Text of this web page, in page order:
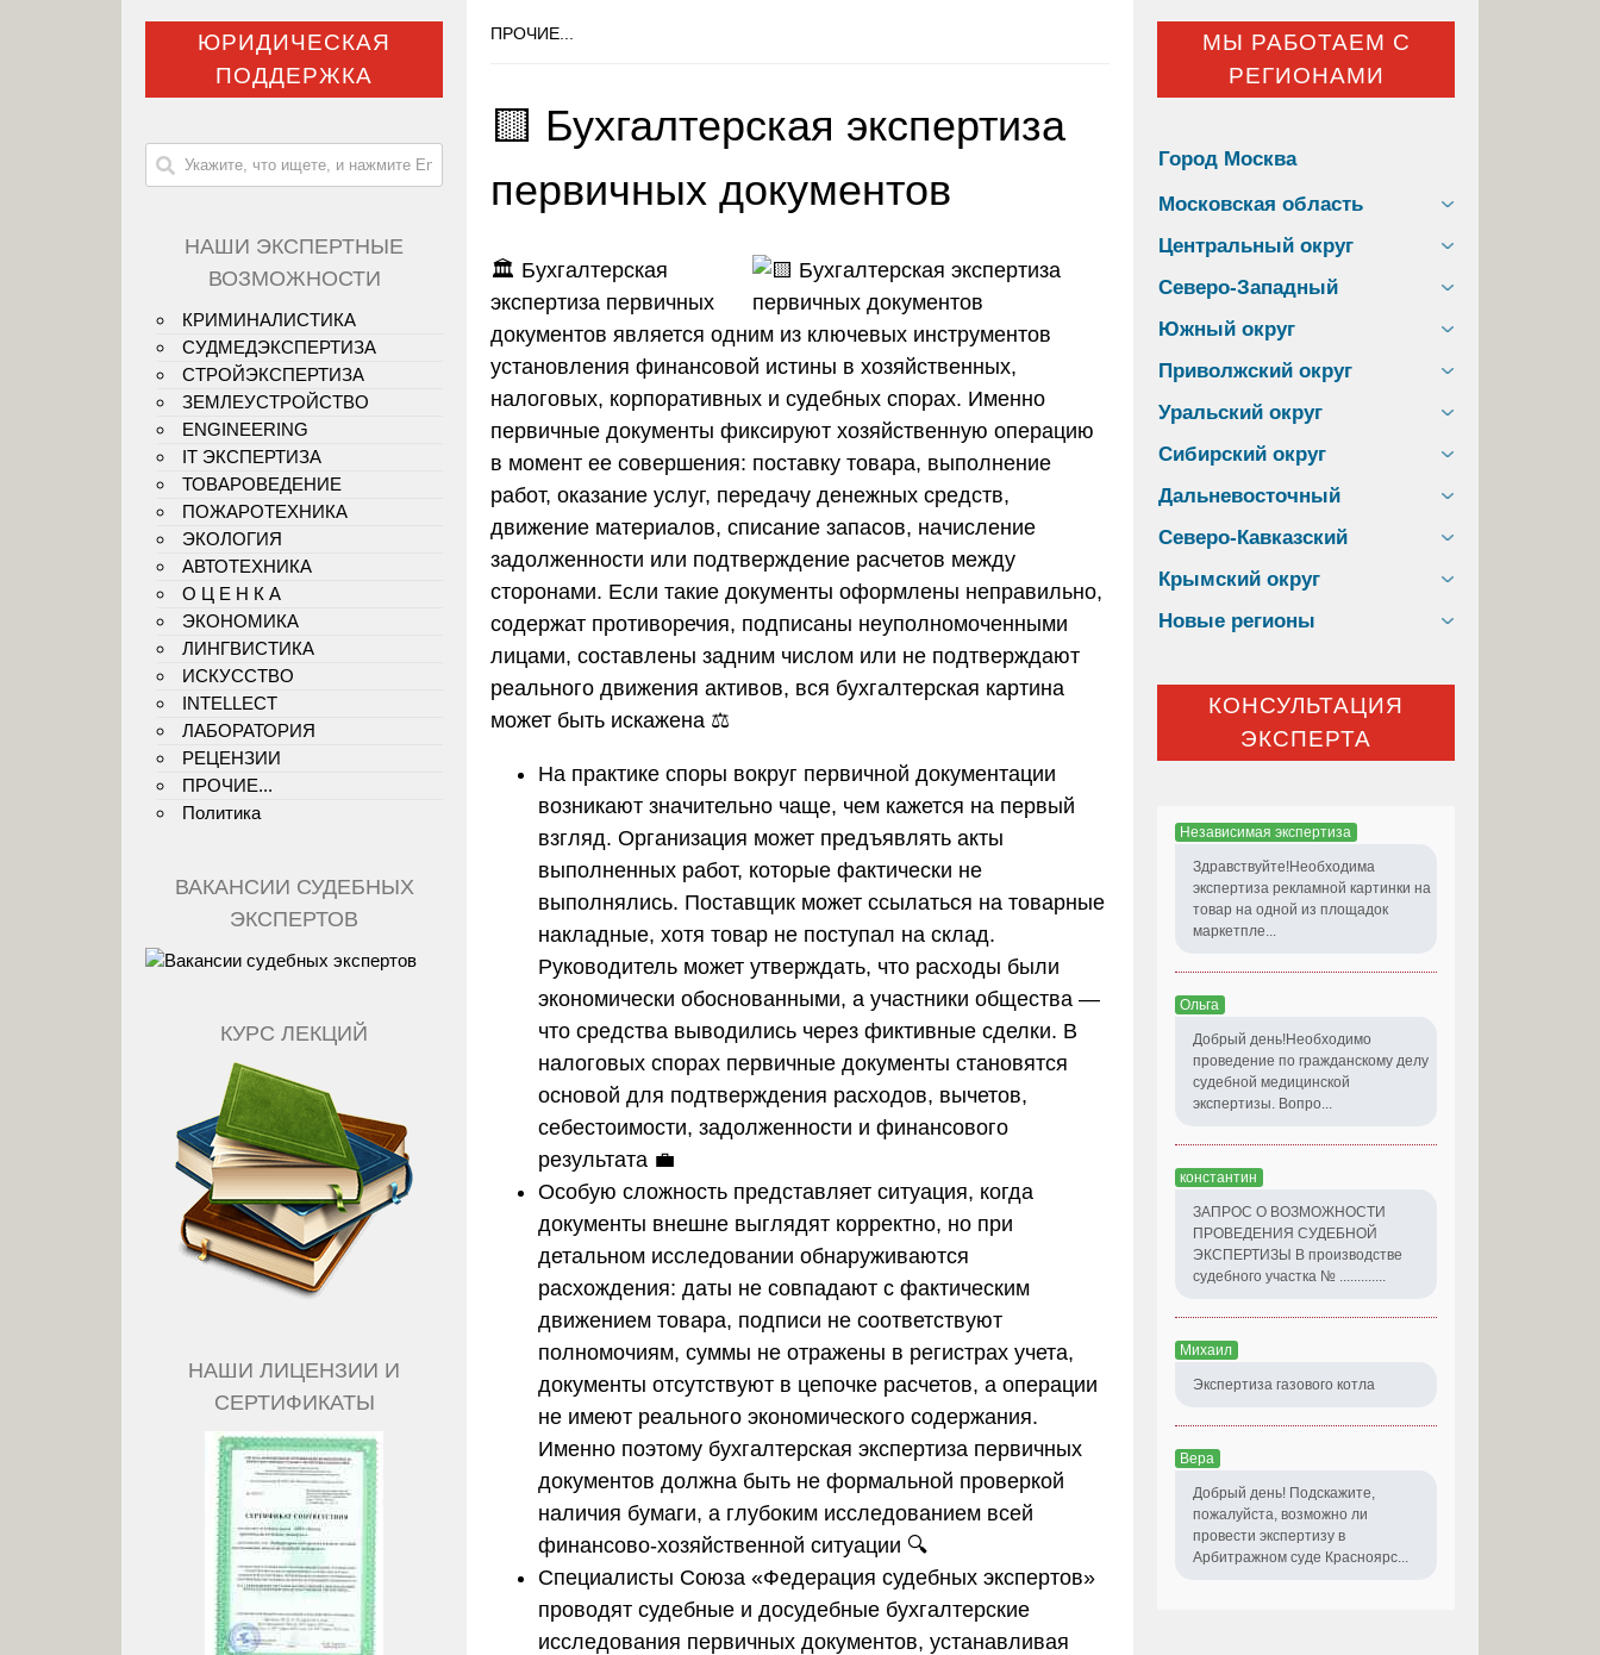
ПРОЧИЕ...
🟨 Бухгалтерская экспертиза
первичных документов
🏛️ Бухгалтерская
экспертиза первичных
документов является одним из ключевых инструментов
установления финансовой истины в хозяйственных,
налоговых, корпоративных и судебных спорах. Именно
первичные документы фиксируют хозяйственную операцию
в момент ее совершения: поставку товара, выполнение
работ, оказание услуг, передачу денежных средств,
движение материалов, списание запасов, начисление
задолженности или подтверждение расчетов между
сторонами. Если такие документы оформлены неправильно,
содержат противоречия, подписаны неуполномоченными
лицами, составлены задним числом или не подтверждают
реального движения активов, вся бухгалтерская картина
может быть искажена ⚖️
На практике споры вокруг первичной документации
возникают значительно чаще, чем кажется на первый
взгляд. Организация может предъявлять акты
выполненных работ, которые фактически не
выполнялись. Поставщик может ссылаться на товарные
накладные, хотя товар не поступал на склад.
Руководитель может утверждать, что расходы были
экономически обоснованными, а участники общества —
что средства выводились через фиктивные сделки. В
налоговых спорах первичные документы становятся
основой для подтверждения расходов, вычетов,
себестоимости, задолженности и финансового
результата 💼
Особую сложность представляет ситуация, когда
документы внешне выглядят корректно, но при
детальном исследовании обнаруживаются
расхождения: даты не совпадают с фактическим
движением товара, подписи не соответствуют
полномочиям, суммы не отражены в регистрах учета,
документы отсутствуют в цепочке расчетов, а операции
не имеют реального экономического содержания.
Именно поэтому бухгалтерская экспертиза первичных
документов должна быть не формальной проверкой
наличия бумаги, а глубоким исследованием всей
финансово-хозяйственной ситуации 🔍
Специалисты Союза «Федерация судебных экспертов»
проводят судебные и досудебные бухгалтерские
исследования первичных документов, устанавливая
ЮРИДИЧЕСКАЯ
ПОДДЕРЖКА
НАШИ ЭКСПЕРТНЫЕ
ВОЗМОЖНОСТИ
КРИМИНАЛИСТИКА
СУДМЕДЭКСПЕРТИЗА
СТРОЙЭКСПЕРТИЗА
ЗЕМЛЕУСТРОЙСТВО
ENGINEERING
IT ЭКСПЕРТИЗА
ТОВАРОВЕДЕНИЕ
ПОЖАРОТЕХНИКА
ЭКОЛОГИЯ
АВТОТЕХНИКА
О Ц Е Н К А
ЭКОНОМИКА
ЛИНГВИСТИКА
ИСКУССТВО
INTELLECT
ЛАБОРАТОРИЯ
РЕЦЕНЗИИ
ПРОЧИЕ...
Политика
ВАКАНСИИ СУДЕБНЫХ
ЭКСПЕРТОВ
КУРС ЛЕКЦИЙ
НАШИ ЛИЦЕНЗИИ И
СЕРТИФИКАТЫ
МЫ РАБОТАЕМ С
РЕГИОНАМИ
Город Москва
Московская область
Центральный округ
Северо-Западный
Южный округ
Приволжский округ
Уральский округ
Сибирский округ
Дальневосточный
Северо-Кавказский
Крымский округ
Новые регионы
КОНСУЛЬТАЦИЯ
ЭКСПЕРТА
Независимая экспертиза
Здравствуйте!Необходима
экспертиза рекламной картинки на
товар на одной из площадок
маркетпле...
Ольга
Добрый день!Необходимо
проведение по гражданскому делу
судебной медицинской
экспертизы. Вопро...
константин
ЗАПРОС О ВОЗМОЖНОСТИ
ПРОВЕДЕНИЯ СУДЕБНОЙ
ЭКСПЕРТИЗЫ В производстве
судебного участка № .............
Михаил
Экспертиза газового котла
Вера
Добрый день! Подскажите,
пожалуйста, возможно ли
провести экспертизу в
Арбитражном суде Красноярс...